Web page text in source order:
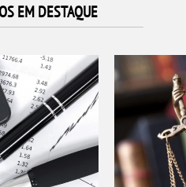
EM DESTAQUE